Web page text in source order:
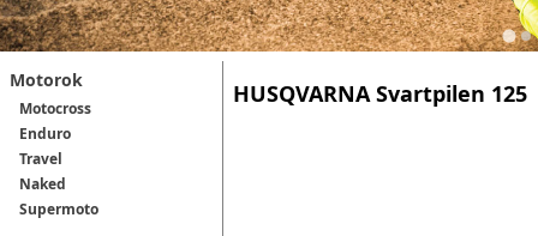
Motorok
Motocross
Enduro
Travel
Naked
Supermoto
HUSQVARNA Svartpilen 125